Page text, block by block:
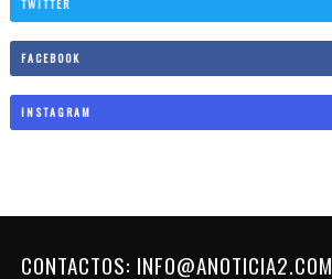
TWITTER
FACEBOOK
INSTAGRAM
CONTACTOS: INFO@ANOTICIA2.COM